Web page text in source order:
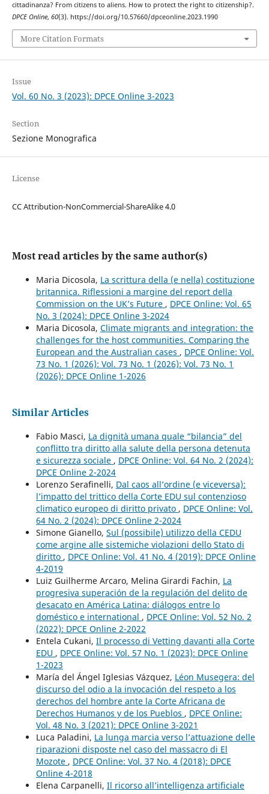
cittadinanza? From citizens to aliens. How to protect the right to citizenship?.
DPCE Online, 60(3). https://doi.org/10.57660/dpceonline.2023.1990
More Citation Formats
Issue
Vol. 60 No. 3 (2023): DPCE Online 3-2023
Section
Sezione Monografica
License
CC Attribution-NonCommercial-ShareAlike 4.0
Most read articles by the same author(s)
Maria Dicosola, La scrittura della (e nella) costituzione
britannica. Riflessioni a margine del report della
Commission on the UK’s Future , DPCE Online: Vol. 65
No. 3 (2024): DPCE Online 3-2024
Maria Dicosola, Climate migrants and integration: the
challenges for the host communities. Comparing the
European and the Australian cases , DPCE Online: Vol.
73 No. 1 (2026): Vol. 73 No. 1 (2026): Vol. 73 No. 1
(2026): DPCE Online 1-2026
Similar Articles
Fabio Masci, La dignità umana quale “bilancia” del
conflitto tra diritto alla salute della persona detenuta
e sicurezza sociale , DPCE Online: Vol. 64 No. 2 (2024):
DPCE Online 2-2024
Lorenzo Serafinelli, Dal caos all’ordine (e viceversa):
l’impatto del trittico della Corte EDU sul contenzioso
climatico europeo di diritto privato , DPCE Online: Vol.
64 No. 2 (2024): DPCE Online 2-2024
Simone Gianello, Sul (possibile) utilizzo della CEDU
come argine alle sistemiche violazioni dello Stato di
diritto , DPCE Online: Vol. 41 No. 4 (2019): DPCE Online
4-2019
Luiz Guilherme Arcaro, Melina Girardi Fachin, La
progresiva superación de la regulación del delito de
desacato en América Latina: diálogos entre lo
doméstico e international , DPCE Online: Vol. 52 No. 2
(2022): DPCE Online 2-2022
Entela Cukani, Il processo di Vetting davanti alla Corte
EDU , DPCE Online: Vol. 57 No. 1 (2023): DPCE Online
1-2023
María del Ángel Iglesias Vázquez, Léon Musegera: del
discurso del odio a la invocación del respeto a los
derechos del hombre ante la Corte Africana de
Derechos Humanos y de los Pueblos , DPCE Online:
Vol. 48 No. 3 (2021): DPCE Online 3-2021
Luca Paladini, La lunga marcia verso l’attuazione delle
riparazioni disposte nel caso del massacro di El
Mozote , DPCE Online: Vol. 37 No. 4 (2018): DPCE
Online 4-2018
Elena Carpanelli, Il ricorso all’intelligenza artificiale